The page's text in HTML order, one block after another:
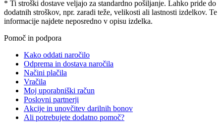
* Ti stroški dostave veljajo za standardno pošiljanje. Lahko pride do
dodatnih stroškov, npr. zaradi teže, velikosti ali lastnosti izdelkov. Te
informacije najdete neposredno v opisu izdelka.
Pomoč in podpora
Kako oddati naročilo
Odprema in dostava naročila
Načini plačila
Vračila
Moj uporabniški račun
Poslovni partnerji
Akcije in unovčitev darilnih bonov
Ali potrebujete dodatno pomoč?